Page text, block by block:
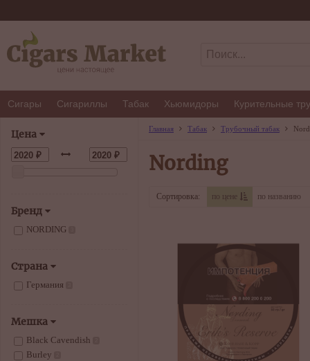
Сигары Сигариллы Табак Хьюмидоры Курительные
Цена
Бренд
NORDING
Страна
Германия
Мешка
Black Cavendish
Burley
Главная Табак Трубочный табак
Nording
Сортировка: по цене по названию